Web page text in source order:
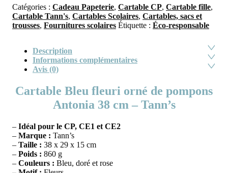
Catégories : Cadeau Papeterie, Cartable CP, Cartable fille,
Cartable Tann's, Cartables Scolaires, Cartables, sacs et
trousses, Fournitures scolaires Étiquette : Éco-responsable
Description
Informations complémentaires
Avis (0)
Cartable Bleu fleuri orné de pompons
Antonia 38 cm – Tann’s
– Idéal pour le CP, CE1 et CE2
– Marque : Tann’s
– Taille : 38 x 29 x 15 cm
– Poids : 860 g
– Couleurs : Bleu, doré et rose